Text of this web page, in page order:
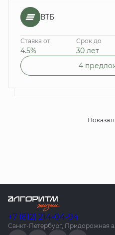
ВТБ
Ставка от
4.5%
Срок до
30 лет
4
+7 (812) 214-04-94
Санкт-Петербург, Придорожная